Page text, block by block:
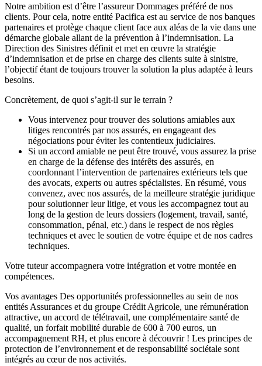
Notre ambition est d’être l’assureur Dommages préféré de nos
clients. Pour cela, notre entité Pacifica est au service de nos banques
partenaires et protège chaque client face aux aléas de la vie dans une
démarche globale allant de la prévention à l’indemnisation. La
Direction des Sinistres définit et met en œuvre la stratégie
d’indemnisation et de prise en charge des clients suite à sinistre,
l’objectif étant de toujours trouver la solution la plus adaptée à leurs
besoins.
Concrètement, de quoi s’agit-il sur le terrain ?
Vous intervenez pour trouver des solutions amiables aux
litiges rencontrés par nos assurés, en engageant des
négociations pour éviter les contentieux judiciaires.
Si un accord amiable ne peut être trouvé, vous assurez la prise
en charge de la défense des intérêts des assurés, en
coordonnant l’intervention de partenaires extérieurs tels que
des avocats, experts ou autres spécialistes. En résumé, vous
convenez, avec nos assurés, de la meilleure stratégie juridique
pour solutionner leur litige, et vous les accompagnez tout au
long de la gestion de leurs dossiers (logement, travail, santé,
consommation, pénal, etc.) dans le respect de nos règles
techniques et avec le soutien de votre équipe et de nos cadres
techniques.
Votre tuteur accompagnera votre intégration et votre montée en
compétences.
Vos avantages Des opportunités professionnelles au sein de nos
entités Assurances et du groupe Crédit Agricole, une rémunération
attractive, un accord de télétravail, une complémentaire santé de
qualité, un forfait mobilité durable de 600 à 700 euros, un
accompagnement RH, et plus encore à découvrir ! Les principes de
protection de l’environnement et de responsabilité sociétale sont
intégrés au cœur de nos activités.